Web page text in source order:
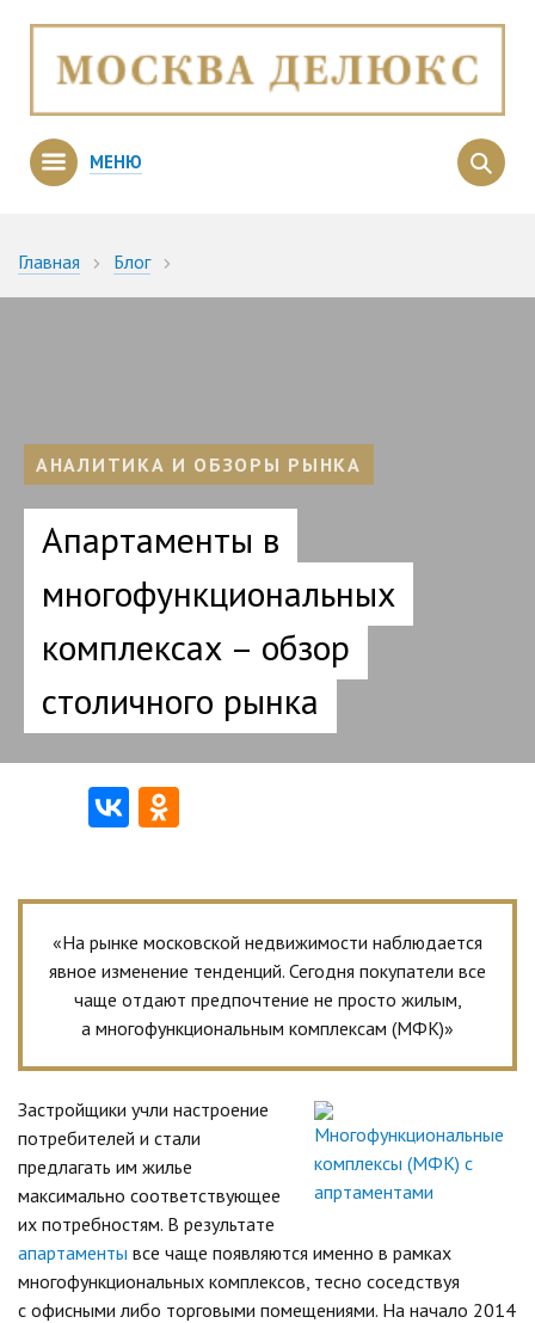
МЕНЮ
Главная Блог
АНАЛИТИКА И ОБЗОРЫ РЫНКА
Апартаменты в
многофункциональных
комплексах – обзор
столичного рынка
«На рынке московской недвижимости наблюдается
явное изменение тенденций. Сегодня покупатели все
чаще отдают предпочтение не просто жилым,
а многофункциональным комплексам (МФК)»
Застройщики учли настроение
потребителей и стали
предлагать им жилье
максимально соответствующее
их потребностям. В результате
апартаменты все чаще появляются именно в рамках
многофункциональных комплексов, тесно соседствуя
с офисными либо торговыми помещениями. На начало 2014